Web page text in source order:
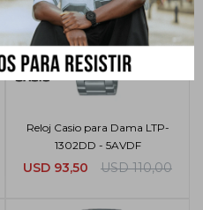
Reloj Casio para Dama LTP-
1302DD - 5AVDF
USD 93,50 USD 110,00